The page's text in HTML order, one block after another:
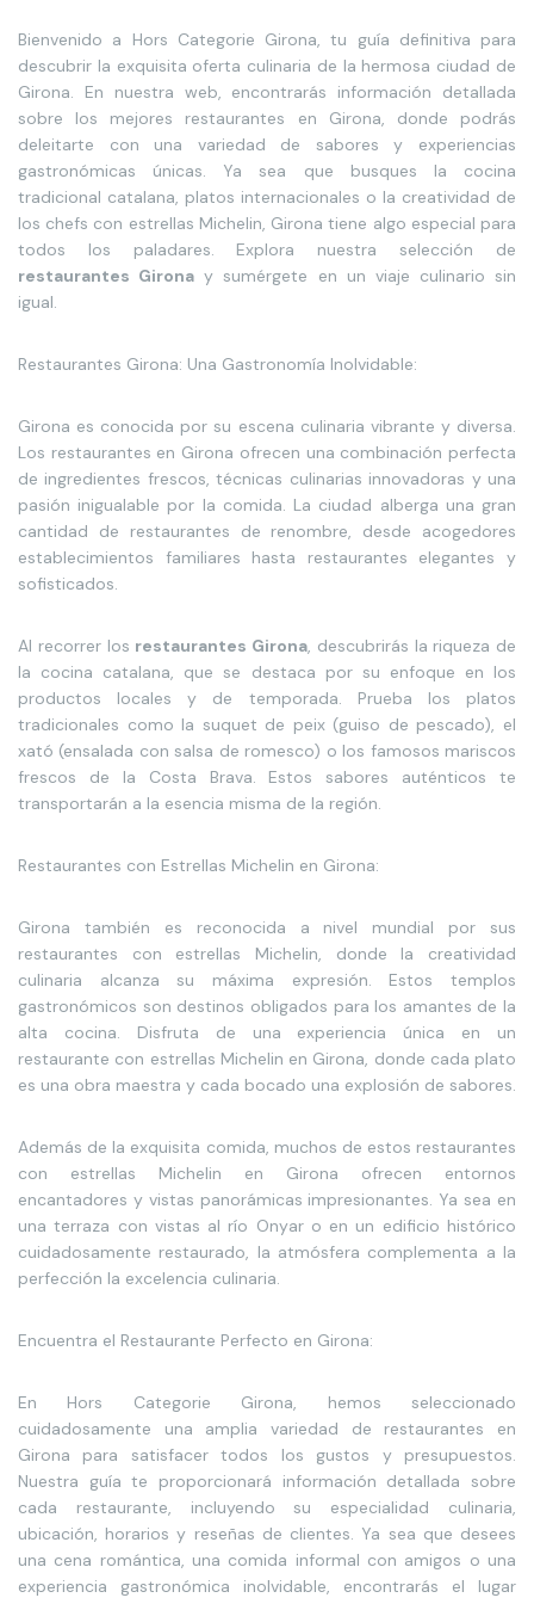
Bienvenido a Hors Categorie Girona, tu guía definitiva para
descubrir la exquisita oferta culinaria de la hermosa ciudad de
Girona. En nuestra web, encontrarás información detallada
sobre los mejores restaurantes en Girona, donde podrás
deleitarte con una variedad de sabores y experiencias
gastronómicas únicas. Ya sea que busques la cocina
tradicional catalana, platos internacionales o la creatividad de
los chefs con estrellas Michelin, Girona tiene algo especial para
todos los paladares. Explora nuestra selección de
restaurantes Girona y sumérgete en un viaje culinario sin
igual.
Restaurantes Girona: Una Gastronomía Inolvidable:
Girona es conocida por su escena culinaria vibrante y diversa.
Los restaurantes en Girona ofrecen una combinación perfecta
de ingredientes frescos, técnicas culinarias innovadoras y una
pasión inigualable por la comida. La ciudad alberga una gran
cantidad de restaurantes de renombre, desde acogedores
establecimientos familiares hasta restaurantes elegantes y
sofisticados.
Al recorrer los restaurantes Girona, descubrirás la riqueza de
la cocina catalana, que se destaca por su enfoque en los
productos locales y de temporada. Prueba los platos
tradicionales como la suquet de peix (guiso de pescado), el
xató (ensalada con salsa de romesco) o los famosos mariscos
frescos de la Costa Brava. Estos sabores auténticos te
transportarán a la esencia misma de la región.
Restaurantes con Estrellas Michelin en Girona:
Girona también es reconocida a nivel mundial por sus
restaurantes con estrellas Michelin, donde la creatividad
culinaria alcanza su máxima expresión. Estos templos
gastronómicos son destinos obligados para los amantes de la
alta cocina. Disfruta de una experiencia única en un
restaurante con estrellas Michelin en Girona, donde cada plato
es una obra maestra y cada bocado una explosión de sabores.
Además de la exquisita comida, muchos de estos restaurantes
con estrellas Michelin en Girona ofrecen entornos
encantadores y vistas panorámicas impresionantes. Ya sea en
una terraza con vistas al río Onyar o en un edificio histórico
cuidadosamente restaurado, la atmósfera complementa a la
perfección la excelencia culinaria.
Encuentra el Restaurante Perfecto en Girona:
En Hors Categorie Girona, hemos seleccionado
cuidadosamente una amplia variedad de restaurantes en
Girona para satisfacer todos los gustos y presupuestos.
Nuestra guía te proporcionará información detallada sobre
cada restaurante, incluyendo su especialidad culinaria,
ubicación, horarios y reseñas de clientes. Ya sea que desees
una cena romántica, una comida informal con amigos o una
experiencia gastronómica inolvidable, encontrarás el lugar